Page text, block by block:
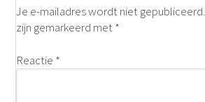
Je e-mailadres wordt niet gepubliceerd.
zijn gemarkeerd met*
Reactie *